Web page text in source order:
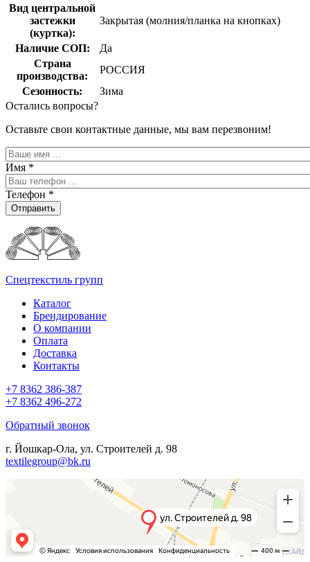
Вид центральной
застежки
(куртка):
Закрытая (молния/планка на кнопках)
Наличие СОП:
Да
Страна
производства:
РОССИЯ
Сезонность:
Зима
Остались вопросы?
Оставьте свои контактные данные, мы вам перезвоним!
Имя *
Телефон *
Отправить
Спецтекстиль групп
Каталог
Брендирование
О компании
Оплата
Доставка
Контакты
+7 8362 386-387
+7 8362 496-272
Обратный звонок
г. Йошкар-Ола, ул. Строителей д. 98
textilegroup@bk.ru